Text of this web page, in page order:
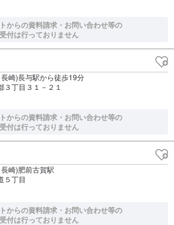
からの資料請求・お問い合わせ等の
受付は行っておりません
崎)長与駅から徒歩19分
３丁目３１－２１
からの資料請求・お問い合わせ等の
受付は行っておりません
崎)肥前古賀駅
５丁目
からの資料請求・お問い合わせ等の
受付は行っておりません